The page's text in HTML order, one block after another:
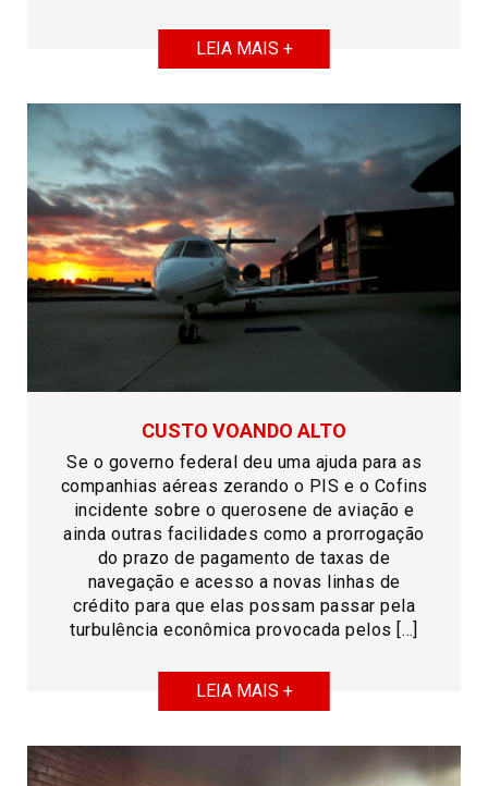
LEIA MAIS +
CUSTO VOANDO ALTO
Se o governo federal deu uma ajuda para as
companhias aéreas zerando o PIS e o Cofins
incidente sobre o querosene de aviação e
ainda outras facilidades como a prorrogação
do prazo de pagamento de taxas de
navegação e acesso a novas linhas de
crédito para que elas possam passar pela
turbulência econômica provocada pelos […]
LEIA MAIS +